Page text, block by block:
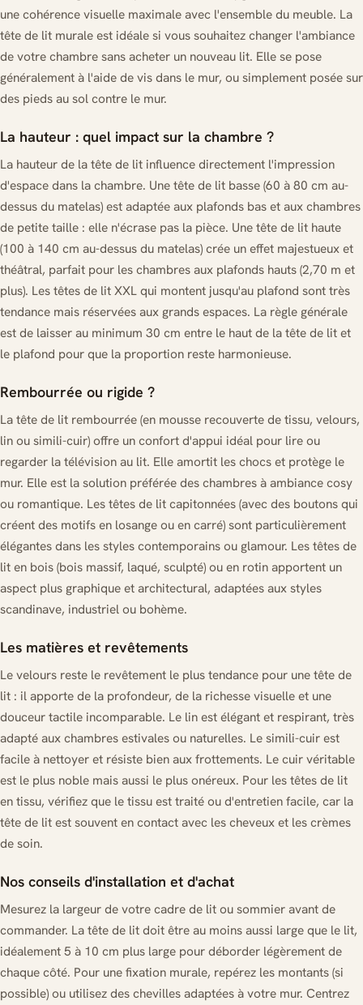
une cohérence visuelle maximale avec l'ensemble du meuble. La
tête de lit murale est idéale si vous souhaitez changer l'ambiance
de votre chambre sans acheter un nouveau lit. Elle se pose
généralement à l'aide de vis dans le mur, ou simplement posée sur
des pieds au sol contre le mur.
La hauteur : quel impact sur la chambre ?
La hauteur de la tête de lit influence directement l'impression
d'espace dans la chambre. Une tête de lit basse (60 à 80 cm au-
dessus du matelas) est adaptée aux plafonds bas et aux chambres
de petite taille : elle n'écrase pas la pièce. Une tête de lit haute
(100 à 140 cm au-dessus du matelas) crée un effet majestueux et
théâtral, parfait pour les chambres aux plafonds hauts (2,70 m et
plus). Les têtes de lit XXL qui montent jusqu'au plafond sont très
tendance mais réservées aux grands espaces. La règle générale
est de laisser au minimum 30 cm entre le haut de la tête de lit et
le plafond pour que la proportion reste harmonieuse.
Rembourrée ou rigide ?
La tête de lit rembourrée (en mousse recouverte de tissu, velours,
lin ou simili-cuir) offre un confort d'appui idéal pour lire ou
regarder la télévision au lit. Elle amortit les chocs et protège le
mur. Elle est la solution préférée des chambres à ambiance cosy
ou romantique. Les têtes de lit capitonnées (avec des boutons qui
créent des motifs en losange ou en carré) sont particulièrement
élégantes dans les styles contemporains ou glamour. Les têtes de
lit en bois (bois massif, laqué, sculpté) ou en rotin apportent un
aspect plus graphique et architectural, adaptées aux styles
scandinave, industriel ou bohème.
Les matières et revêtements
Le velours reste le revêtement le plus tendance pour une tête de
lit : il apporte de la profondeur, de la richesse visuelle et une
douceur tactile incomparable. Le lin est élégant et respirant, très
adapté aux chambres estivales ou naturelles. Le simili-cuir est
facile à nettoyer et résiste bien aux frottements. Le cuir véritable
est le plus noble mais aussi le plus onéreux. Pour les têtes de lit
en tissu, vérifiez que le tissu est traité ou d'entretien facile, car la
tête de lit est souvent en contact avec les cheveux et les crèmes
de soin.
Nos conseils d'installation et d'achat
Mesurez la largeur de votre cadre de lit ou sommier avant de
commander. La tête de lit doit être au moins aussi large que le lit,
idéalement 5 à 10 cm plus large pour déborder légèrement de
chaque côté. Pour une fixation murale, repérez les montants (si
possible) ou utilisez des chevilles adaptées à votre mur. Centrez